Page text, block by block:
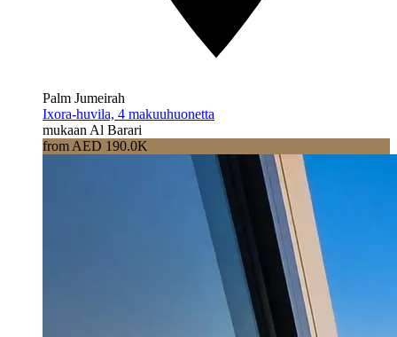
Palm Jumeirah
Ixora-huvila, 4 makuuhuonetta
mukaan Al Barari
from AED 190.0K